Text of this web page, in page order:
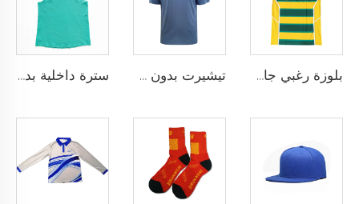
بلوزة رغبي جافة سريعة مصممة لفريق المدرسة، بلوزة رغبي بقماش أداء يسحب الرطوبة مع تخصيص بالتحميص تيشيرت بدون خياطة مصمم كقميص رياضي خالٍ من الاحتكاك لتحقيق أقصى درجات الراحة والأداء سترة داخلية بدون خياطة مع بنية شريط ملصوق حراريًا ومقاس نحيف خالٍ من الاحتكاك حسب الطلب لتجربة رياضية فائقة بدون أي إلهاء